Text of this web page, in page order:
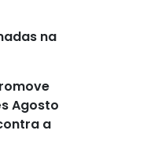
na
Agosto
a